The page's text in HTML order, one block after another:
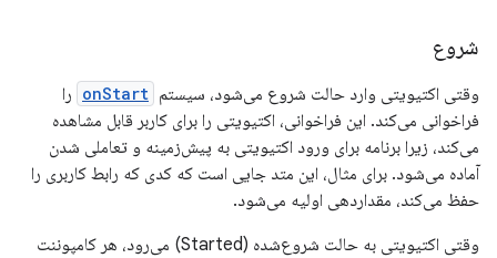
شروع
وقتی اکتیویتی وارد حالت شروع می‌شود، سیستم onStart را
فراخوانی می‌کند. این فراخوانی، اکتیویتی را برای کاربر قابل مشاهده
می‌کند، زیرا برنامه برای ورود اکتیویتی به پیش‌زمینه و تعاملی شدن
آماده می‌شود. برای مثال، این متد جایی است که کدی که رابط کاربری را
حفظ می‌کند، مقداردهی اولیه می‌شود.
وقتی اکتیویتی به حالت شروع‌شده (Started) می‌رود، هر کامپوننت